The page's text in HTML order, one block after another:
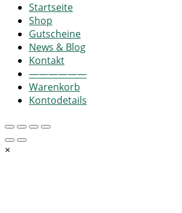
Startseite
Shop
Gutscheine
News & Blog
Kontakt
——————
Warenkorb
Kontodetails
×